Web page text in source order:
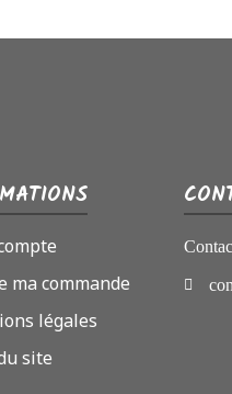
ma commande
légales
site